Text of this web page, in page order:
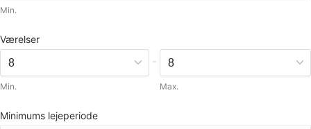
Min.
Værelser
Min.
-
Max.
Minimums lejeperiode